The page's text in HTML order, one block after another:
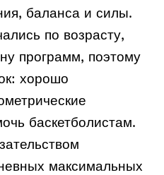
баланса и силы.
по возрасту,
программ, поэтому
хорошо
баскетболистам.
максимальных